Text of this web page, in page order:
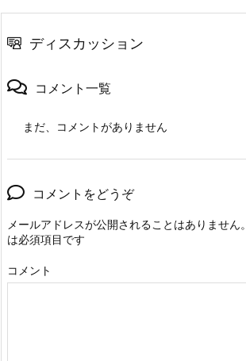
ディスカッション
コメント一覧
まだ、コメントがありません
コメントをどうぞ
メールアドレスが公開されることはありません。
は必須項目です
コメント